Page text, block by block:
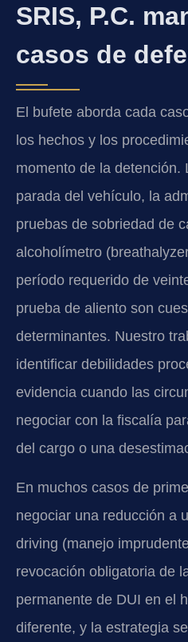
SRIS, P.C.
casos de
El bufete aborda cada
los hechos y los
momento de la detención.
parada del vehículo, la
pruebas de sobriedad de
alcoholímetro
período requerido de
prueba de aliento son
determinantes. Nuestro
identificar debilidades
evidencia cuando las
negociar con la fiscalía
del cargo o una
En muchos casos de
negociar una reducción a
driving (manejo
revocación obligatoria de
permanente de DUI en el
diferente, y la estrategia